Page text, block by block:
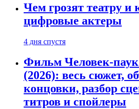
Чем грозят театру и
цифровые актеры
4 дня спустя
Фильм Человек-
(2026): весь сюжет,
концовки, разбор
титров и спойлеры